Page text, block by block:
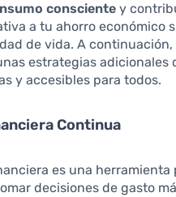
consciente y
a tu ahorro económico
de vida. A continuación,
estrategias adicionales
y accesibles para todos.
Continua
es una herramienta
decisiones de gasto